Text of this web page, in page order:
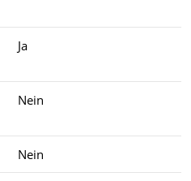
Ja
Nein
Nein